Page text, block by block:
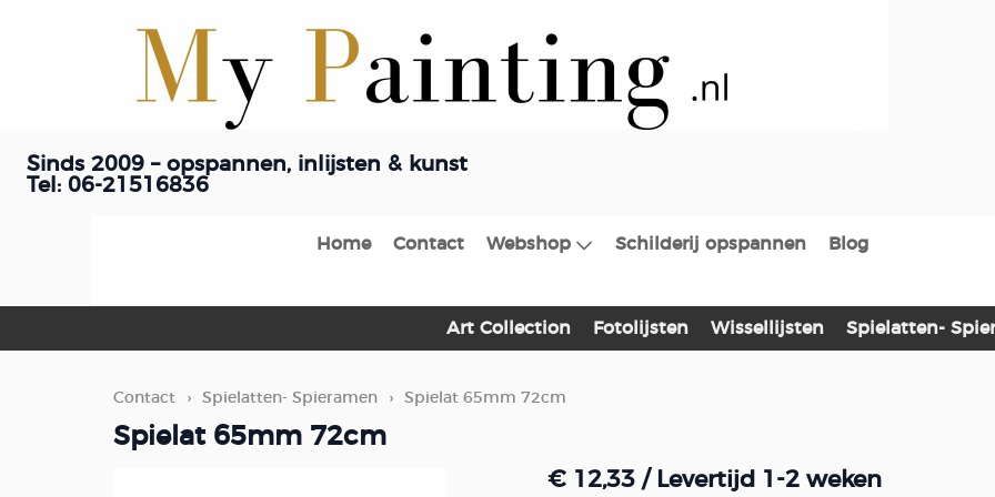
Sinds 2009 – opspannen, inlijsten & kunst
Tel: 06-21516836
Home Contact Webshop Schilderij opspannen Blog
Art Collection Fotolijsten Wissellijsten Spielatten-
Contact › Spielatten- Spieramen › Spielat 65mm 72cm
Spielat 65mm 72cm
€ 12,33 / Levertijd 1-2 weken